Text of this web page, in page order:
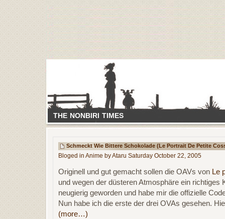
THE NONBIRI TIMES
Schmeckt Wie Bittere Schokolade (Le Portrait De Petite
Bloged in Anime by Ataru Saturday October 22, 2005
Originell und gut gemacht sollen die OAVs von Le
und wegen der düsteren Atmosphäre ein richtiges
neugierig geworden und habe mir die offizielle
Nun habe ich die erste der drei OVAs gesehen.
(more…)